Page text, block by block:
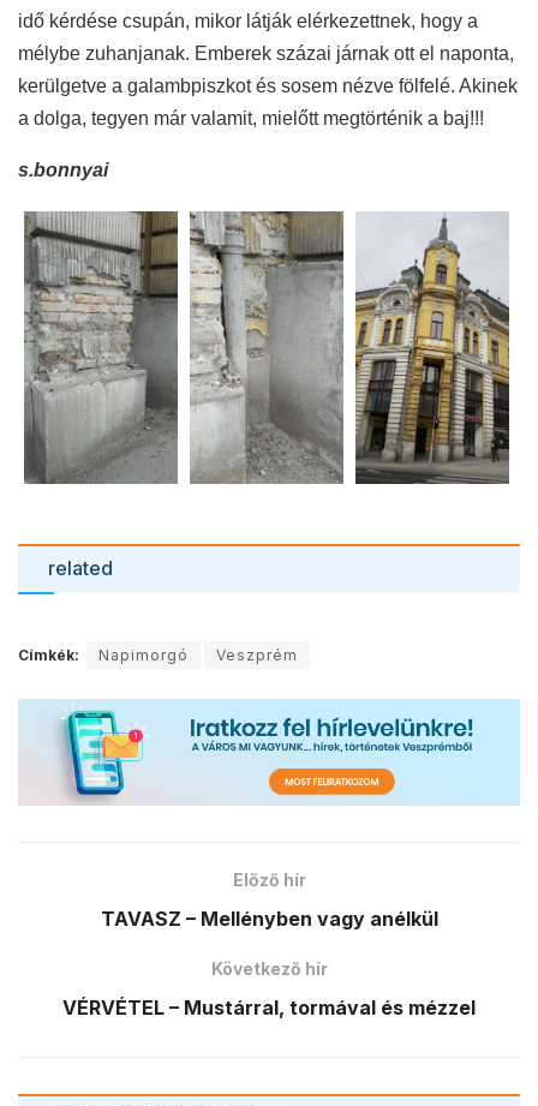
idő kérdése csupán, mikor látják elérkezettnek, hogy a
mélybe zuhanjanak. Emberek százai járnak ott el naponta,
kerülgetve a galambpiszkot és sosem nézve fölfelé. Akinek
a dolga, tegyen már valamit, mielőtt megtörténik a baj!!!
s.bonnyai
related
Címkék: Napimorgó Veszprém
Előző hír
TAVASZ – Mellényben vagy anélkül
Következő hír
VÉRVÉTEL – Mustárral, tormával és mézzel